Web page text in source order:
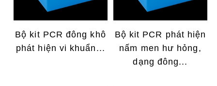
Bộ kit PCR đông khô
phát hiện vi khuẩn...
Bộ kit PCR phát hiện
nấm men hư hỏng,
dạng đông...